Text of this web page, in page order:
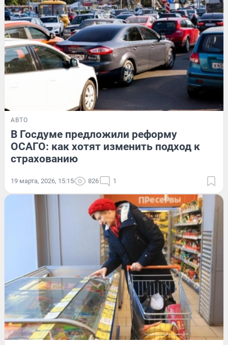
АВТО
В Госдуме предложили реформу
ОСАГО: как хотят изменить подход к
страхованию
19 марта, 2026, 15:15 826 1